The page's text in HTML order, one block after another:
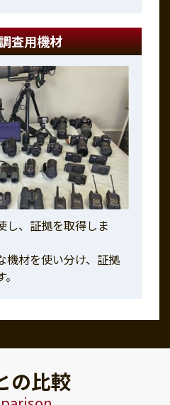
査用機材
し、証拠を取得しま
機材を使い分け、証拠
の比較